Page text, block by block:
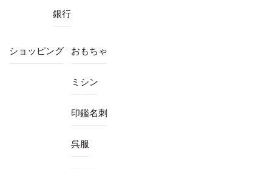
銀行
ショッピング おもちゃ
ミシン
印鑑名刺
呉服